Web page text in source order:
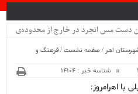
دست مس انجرد در خارج از محدوده‌ی
اهر /صفحه نخست/فرهنگ و
شناسه خبر : 14104
با اهرامروز: